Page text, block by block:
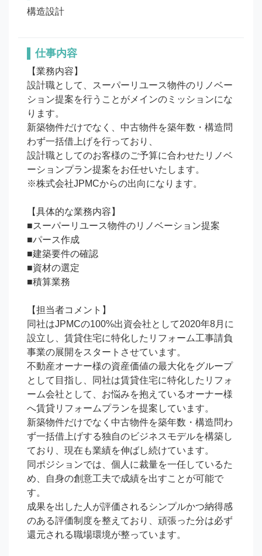
構造設計
仕事内容
【業務内容】
設計職として、スーパーリユース物件のリノベー
ション提案を行うことがメインのミッションにな
ります。
新築物件だけでなく、中古物件を築年数・構造問
わず一括借上げを行っており、
設計職としてのお客様のご予算に合わせたリノベ
ーションプラン提案をお任せいたします。
※株式会社JPMCからの出向になります。
【具体的な業務内容】
■スーパーリユース物件のリノベーション提案
■パース作成
■建築要件の確認
■資材の選定
■積算業務
【担当者コメント】
同社はJPMCの100%出資会社として2020年8月に
設立し、賃貸住宅に特化したリフォーム工事請負
事業の展開をスタートさせています。
不動産オーナー様の資産価値の最大化をグループ
として目指し、同社は賃貸住宅に特化したリフォ
ーム会社として、お悩みを抱えているオーナー様
へ賃貸リフォームプランを提案しています。
新築物件だけでなく中古物件を築年数・構造問わ
ず一括借上げする独自のビジネスモデルを構築し
ており、現在も業績を伸ばし続けています。
同ポジションでは、個人に裁量を一任しているた
め、自身の創意工夫で成績を出すことが可能で
す。
成果を出した人が評価されるシンプルかつ納得感
のある評価制度を整えており、頑張った分は必ず
還元される職場環境が整っています。